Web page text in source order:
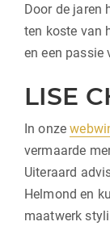
Door de jaren
ten koste van
en een passie
LISE
In onze
vermaarde
Uiteraard
Helmond en
maatwerk